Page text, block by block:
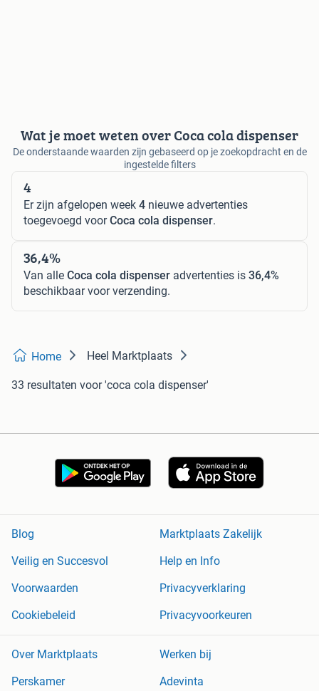
Wat je moet weten over Coca cola dispenser
De onderstaande waarden zijn gebaseerd op je zoekopdracht en de
ingestelde filters
4
Er zijn afgelopen week 4 nieuwe advertenties
toegevoegd voorCoca cola dispenser.
36,4%
Van alle Coca cola dispenser advertenties is 36,4%
beschikbaar voor verzending.
Home Heel Marktplaats
33 resultaten voor 'coca cola dispenser'
Blog
Marktplaats Zakelijk
Veilig en Succesvol
Help en Info
Voorwaarden
Privacyverklaring
Cookiebeleid
Privacyvoorkeuren
Over Marktplaats
Werken bij
Perskamer
Adevinta